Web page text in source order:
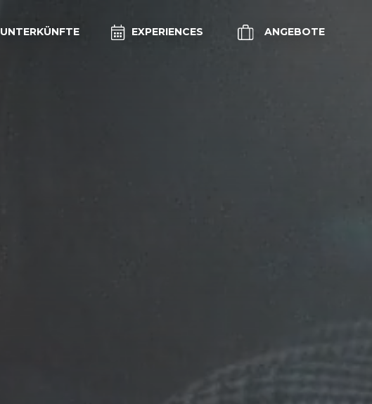
UNTERKÜNFTE EXPERIENCES ANGEBOTE